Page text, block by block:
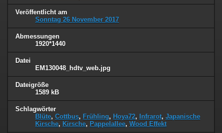
Veröffentlicht am
Sonntag 26 November 2017
Abmessungen
1920*1440
Datei
EM130048_hdtv_web.jpg
Dateigröße
1589 kB
Schlagwörter
Blüte, Cottbus, Frühling, Hoya72, Infrarot, Japanische
Kirsche, Kirsche, Pappelallee, Wood Effekt